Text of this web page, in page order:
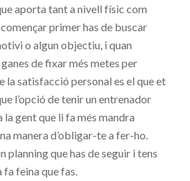
aporta tant a nivell físic com
primer has de buscar
o algun objectiu, i quan
de fixar més metes per
la satisfacció personal es el que et
l’opció de tenir un entrenador
gent que li fa més mandra
manera d’obligar-te a fer-ho.
planning que has de seguir i tens
fa feina que fas.